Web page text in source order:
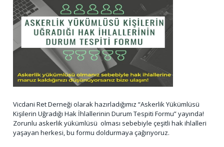
Vicdani Ret Derneği olarak hazırladığımız “Askerlik Yükümlüsü
Kişilerin Uğradığı Hak İhlallerinin Durum Tespiti Formu” yayında!
Zorunlu askerlik yükümlüsü olması sebebiyle çeşitli hak ihlalleri
yaşayan herkesi, bu formu doldurmaya çağırıyoruz.